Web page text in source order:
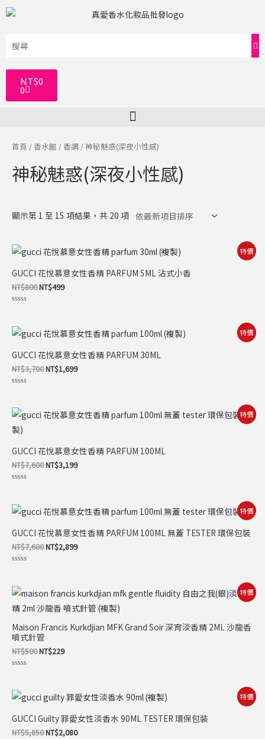
跳
NT$0
0
購
物
籃
首頁 / 香水館 / 香調 / 神秘魅惑(深夜小性感)
神秘魅惑(深夜小性感)
顯示第 1 至 15 項結果，共 20 項
特價
GUCCI 花悅慕意女性香精 PARFUM 5ML 沾式小香
NT$800
原
始
價
格：
NT$800。
NT$499
目
前
價
格：
NT$499。
滿
分
特價
GUCCI 花悅慕意女性香精 PARFUM 30ML
NT$3,700
原
始
價
格：
NT$3,700。
NT$1,699
目
前
價
格：
NT$1,699。
滿
分
特價
GUCCI 花悅慕意女性香精 PARFUM 100ML
NT$7,600
原
始
NT$7,600。
NT$3,199
目
前
NT$3,199。
滿
分
特價
GUCCI 花悅慕意女性香精 PARFUM 100ML 無蓋 TESTER 環保包裝
NT$7,600
原
始
價
格：
NT$7,600。
NT$2,899
目
前
價
格：
NT$2,899。
滿
分
特價
Maison Francis Kurkdjian MFK Grand Soir 深宵淡香精 2ML 沙龍香
噴式針管
NT$500
原
始
價
NT$500。
NT$229
目
前
價
NT$229。
滿
分
特價
GUCCI Guilty 罪愛女性淡香水 90ML TESTER 環保包裝
NT$5,850
原
始
價
格：
NT$5,850。
NT$2,080
目
前
價
格：
NT$2,080。